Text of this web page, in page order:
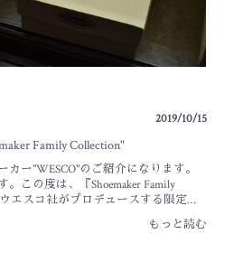
予定です。是非、ご検討くださいま
_ Tanaka【営業のご案内】緊急事態宣
店の営業日時を下記の通りとさせて
定休日：毎週水曜日なお、事前に
て頂ければ、時間外の営業にも対応
信等は、上記店舗の短縮営業時間内
ますようお願い申し上げます。期間
一律で送料・代引手数料を無料】と
ておりますので、ご利用下さいま
ッカープレゼント キャンペーンを開
ちらをご覧ください。→【ステッカ
BLACK SIGN _ Tanaka
2019/10/15
Family Collection"
ー"WESCO"のご紹介になります。
この度は、『Shoemaker Family
エスコ社がプロデュースする限定モ
年目を迎えたWESCOの歴史を振り返
物に感謝の意が込められラインナッ
もっと読む